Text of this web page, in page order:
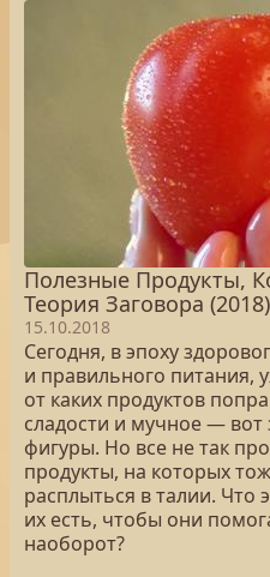
Полезные Продукты,
Теория Заговора (2018)
15.10.2018
Сегодня, в эпоху
и правильного питания,
от каких продуктов
сладости и мучное —
фигуры. Но все не так
продукты, на которых
расплыться в талии. Что
их есть, чтобы они
наоборот?